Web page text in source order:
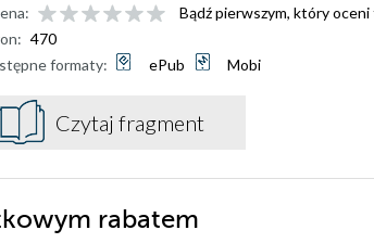
Bądź pierwszym, który oceni
470
formaty:
ePub Mobi
Czytaj fragment
rabatem